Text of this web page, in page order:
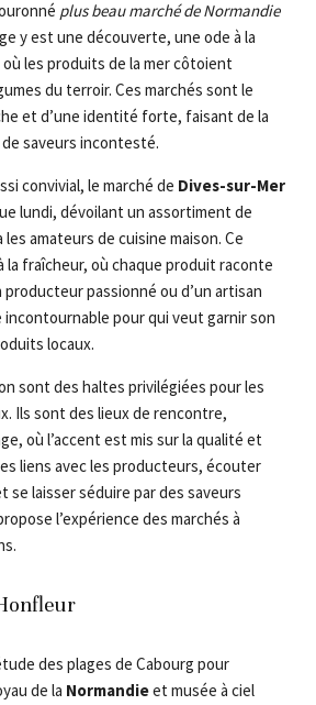
plus beau marché de Normandie
y est une découverte, une ode à la
les produits de la mer côtoient
du terroir. Ces marchés sont le
et d’une identité forte, faisant de la
saveurs incontesté.
convivial, le marché de Dives-sur-Mer
lundi, dévoilant un assortiment de
amateurs de cuisine maison. Ce
la fraîcheur, où chaque produit raconte
passionné ou d’un artisan
incontournable pour qui veut garnir son
locaux.
sont des haltes privilégiées pour les
Ils sont des lieux de rencontre,
où l’accent est mis sur la qualité et
liens avec les producteurs, écouter
se laisser séduire par des saveurs
l’expérience des marchés à
des plages de Cabourg pour
de la Normandieet musée à ciel